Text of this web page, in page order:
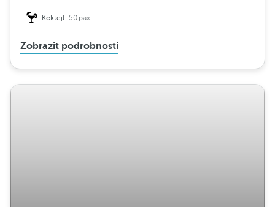
Koktejl: 50pax
Zobrazit podrobnosti